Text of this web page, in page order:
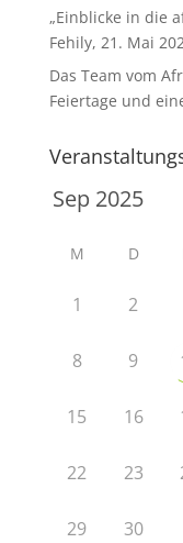
„Einblicke in die
Fehily, 21. Mai
Das Team vom
Feiertage und
M D
1 2
8 9
15 16
22 23
29 30